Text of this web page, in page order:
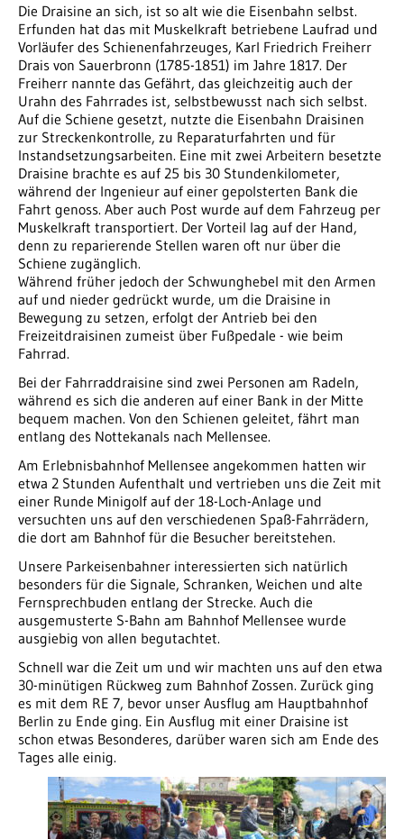
Die Draisine an sich, ist so alt wie die Eisenbahn selbst.
Erfunden hat das mit Muskelkraft betriebene Laufrad und
Vorläufer des Schienenfahrzeuges, Karl Friedrich Freiherr
Drais von Sauerbronn (1785-1851) im Jahre 1817. Der
Freiherr nannte das Gefährt, das gleichzeitig auch der
Urahn des Fahrrades ist, selbstbewusst nach sich selbst.
Auf die Schiene gesetzt, nutzte die Eisenbahn Draisinen
zur Streckenkontrolle, zu Reparaturfahrten und für
Instandsetzungsarbeiten. Eine mit zwei Arbeitern besetzte
Draisine brachte es auf 25 bis 30 Stundenkilometer,
während der Ingenieur auf einer gepolsterten Bank die
Fahrt genoss. Aber auch Post wurde auf dem Fahrzeug per
Muskelkraft transportiert. Der Vorteil lag auf der Hand,
denn zu reparierende Stellen waren oft nur über die
Schiene zugänglich.
Während früher jedoch der Schwunghebel mit den Armen
auf und nieder gedrückt wurde, um die Draisine in
Bewegung zu setzen, erfolgt der Antrieb bei den
Freizeitdraisinen zumeist über Fußpedale - wie beim
Fahrrad.
Bei der Fahrraddraisine sind zwei Personen am Radeln,
während es sich die anderen auf einer Bank in der Mitte
bequem machen. Von den Schienen geleitet, fährt man
entlang des Nottekanals nach Mellensee.
Am Erlebnisbahnhof Mellensee angekommen hatten wir
etwa 2 Stunden Aufenthalt und vertrieben uns die Zeit mit
einer Runde Minigolf auf der 18-Loch-Anlage und
versuchten uns auf den verschiedenen Spaß-Fahrrädern,
die dort am Bahnhof für die Besucher bereitstehen.
Unsere Parkeisenbahner interessierten sich natürlich
besonders für die Signale, Schranken, Weichen und alte
Fernsprechbuden entlang der Strecke. Auch die
ausgemusterte S-Bahn am Bahnhof Mellensee wurde
ausgiebig von allen begutachtet.
Schnell war die Zeit um und wir machten uns auf den etwa
30-minütigen Rückweg zum Bahnhof Zossen. Zurück ging
es mit dem RE 7, bevor unser Ausflug am Hauptbahnhof
Berlin zu Ende ging. Ein Ausflug mit einer Draisine ist
schon etwas Besonderes, darüber waren sich am Ende des
Tages alle einig.